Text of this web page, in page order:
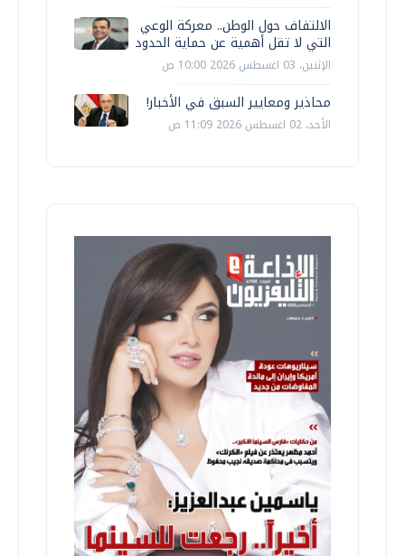
الالتفاف حول الوطن.. معركة الوعي
التي لا تقل أهمية عن حماية الحدود
الإثنين، 03 اغسطس 2026 10:00 ص
محاذير ومعايير السبق في الأخبار!
الأحد، 02 اغسطس 2026 11:09 ص